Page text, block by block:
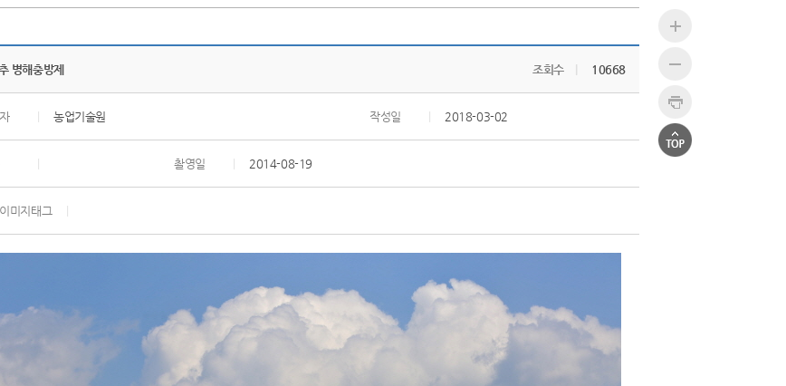
병해충방제 조회수 10668
농업기술원 작성일 2018-03-02
촬영일 2014-08-19
미지태그